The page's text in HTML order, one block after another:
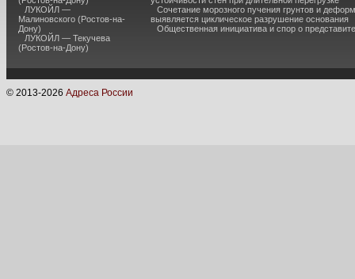
ЛУКОЙЛ —
Малиновского (Ростов-на-
Дону)
ЛУКОЙЛ — Текучева
(Ростов-на-Дону)
Сочетание морозного пучения грунтов и
выявляется циклическое разрушение основания
Общественная инициатива и спор о
© 2013-2026 Адреса России